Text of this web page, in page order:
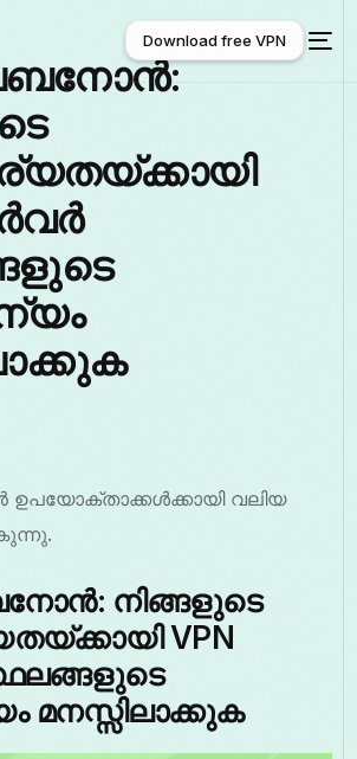
Download free VPN
Download free VPN
വലിയ
നിങ്ങളുടെ
VPN
മനസ്സിലാക്കുക